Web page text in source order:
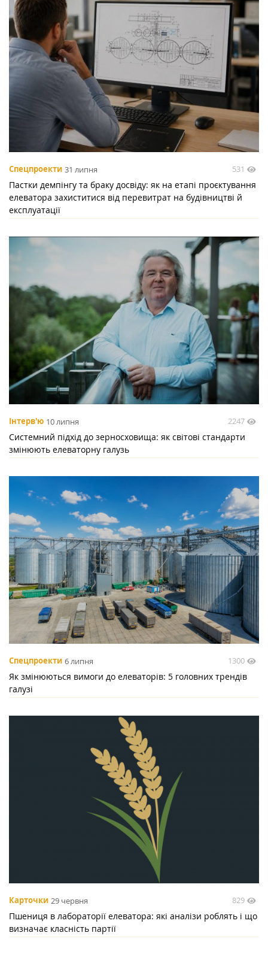
Спецпроекти 31 липня 531
Пастки демпінгу та браку досвіду: як на етапі проєктування
елеватора захиститися від перевитрат на будівництві й
експлуатації
Інтерв'ю 10 липня 2247
Системний підхід до зерносховища: як світові стандарти
змінюють елеваторну галузь
Спецпроекти 6 липня 1300
Як змінюються вимоги до елеваторів: 5 головних трендів
галузі
Карточки 29 червня 829
Пшениця в лабораторії елеватора: які аналізи роблять і що
визначає класність партії